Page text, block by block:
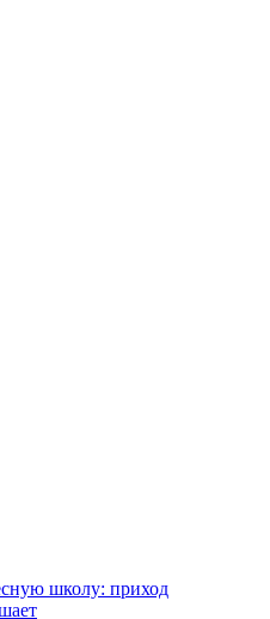
школу: приход